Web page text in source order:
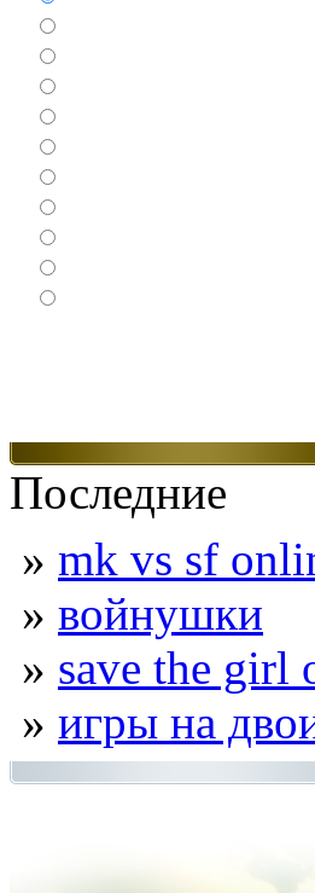
Последние
» mk vs sf
» войнушки
» save the girl
» игры на